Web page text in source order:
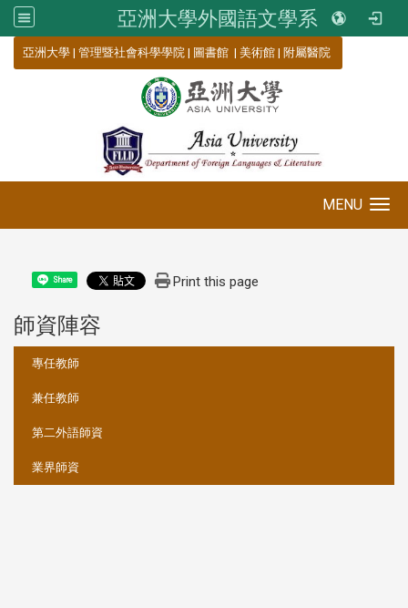
亞洲大學外國語文學系
亞洲大學 | 管理暨社會科學學院 | 圖書館 | 美術館 | 附屬醫院
MENU
Share Print this page
師資陣容
專任教師
兼任教師
第二外語師資
業界師資